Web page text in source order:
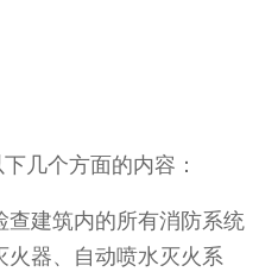
几个方面的内容：
查建筑内的所有消防系统
火器、自动喷水灭火系